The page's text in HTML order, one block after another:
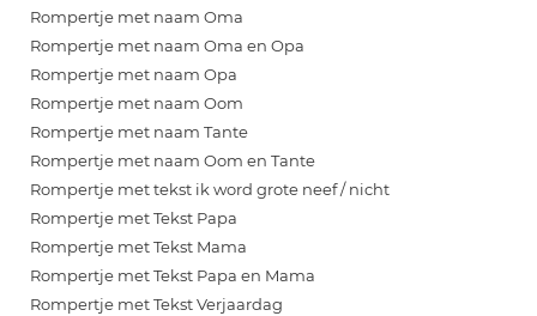
Rompertje met naam Oma
Rompertje met naam Oma en Opa
Rompertje met naam Opa
Rompertje met naam Oom
Rompertje met naam Tante
Rompertje met naam Oom en Tante
Rompertje met tekst ik word grote neef / nicht
Rompertje met Tekst Papa
Rompertje met Tekst Mama
Rompertje met Tekst Papa en Mama
Rompertje met Tekst Verjaardag